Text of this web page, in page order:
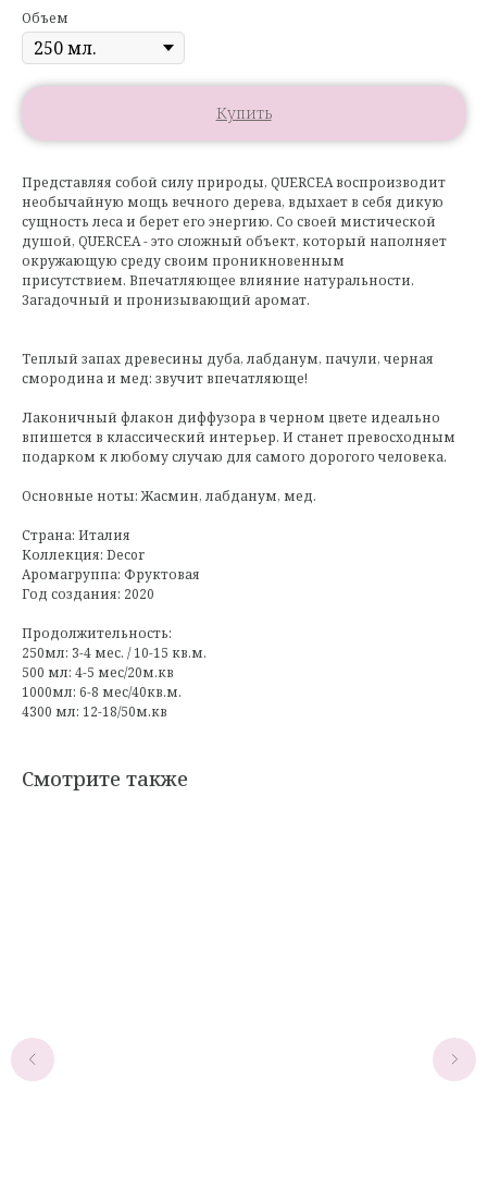
Объем
Купить
Представляя собой силу природы, QUERCEA воспроизводит
необычайную мощь вечного дерева, вдыхает в себя дикую
сущность леса и берет его энергию. Со своей мистической
душой, QUERCEA - это сложный объект, который наполняет
окружающую среду своим проникновенным
присутствием. Впечатляющее влияние натуральности.
Загадочный и пронизывающий аромат.
Теплый запах древесины дуба, лабданум, пачули, черная
смородина и мед: звучит впечатляюще!
Лаконичный флакон диффузора в черном цвете идеально
впишется в классический интерьер. И станет превосходным
подарком к любому случаю для самого дорогого человека.
Основные ноты: Жасмин, лабданум, мед.
Страна: Италия
Коллекция: Decor
Аромагруппа: Фруктовая
Год создания: 2020
Продолжительность:
250мл: 3-4 мес. / 10-15 кв.м.
500 мл: 4-5 мес/20м.кв
1000мл: 6-8 мес/40кв.м.
4300 мл: 12-18/50м.кв
Смотрите также